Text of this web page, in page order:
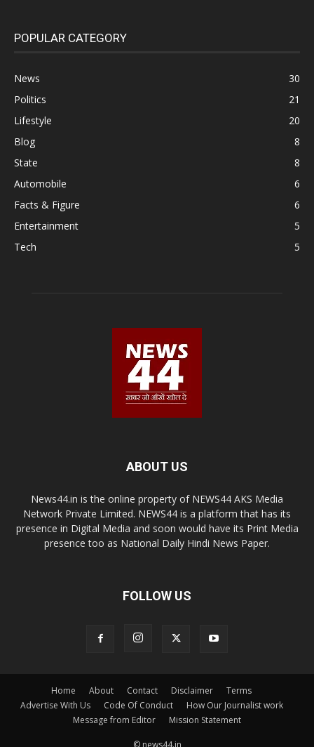
POPULAR CATEGORY
News
30
Politics
21
Lifestyle
20
Blog
8
State
8
Automobile
6
Facts & Figure
6
Entertainment
5
Tech
5
ABOUT US
News44.in is the online property of NEWS44 AKS Media
Network Private Limited. NEWS44 is a platform that has its
presence in Digital Media and soon would have its Print Media
presence too as National Daily Hindi News Paper.
FOLLOW US
Home About Contact Disclaimer
Terms
Advertise With Us
Code Of Conduct
How Our Journalist work
Message from Editor
Mission Statement
© news44.in